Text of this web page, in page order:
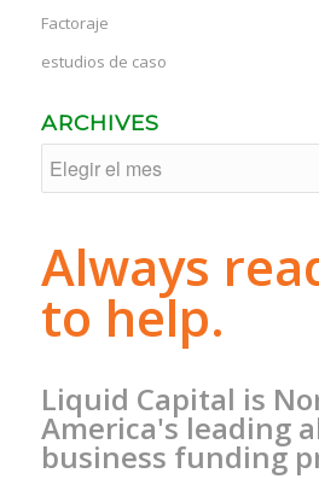
Factoraje
estudios de caso
ARCHIVES
Always
to help.
Liquid Capital is
America's leading
business funding